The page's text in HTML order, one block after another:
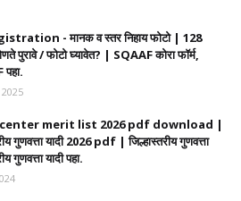
- मानक व स्तर निहाय फोटो | 128
पुरावे / फोटो घ्यावेत? | SQAAF कोरा फॉर्म,
merit list 2026 pdf download |
गुणवत्ता यादी 2026 pdf | जिल्हास्तरीय गुणवत्ता
गुणवत्ता यादी पहा.